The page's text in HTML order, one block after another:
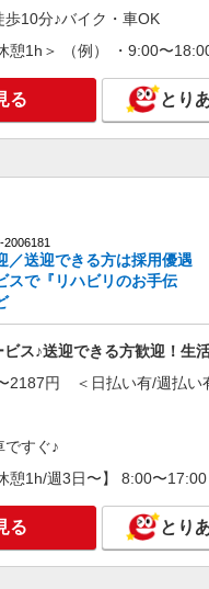
時給1550円〜2187円 ＜日
通費全支給(ガソリン代含む)＞
堺市中区
詳細
H2-2009928
時給1550円〜2187円 ＜日
通費全支給(ガソリン代含む)＞
詳細
歩10分♪バイク・車OK
憩1h＞ （例） ・9:00〜
る とり
／送迎できる方は採用優遇
で『リハビリのお手伝
ス♪送迎できる方歓迎！生
2187円 ＜日払い有/週払い
ですぐ♪
憩1h/週3日〜】 8:00〜
る とり